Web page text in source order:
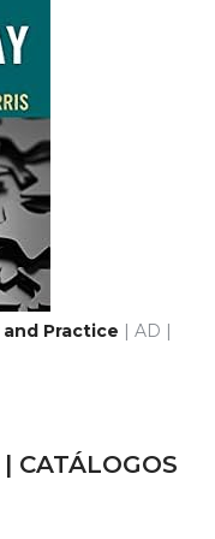
Practice | AD |
CATÁLOGOS